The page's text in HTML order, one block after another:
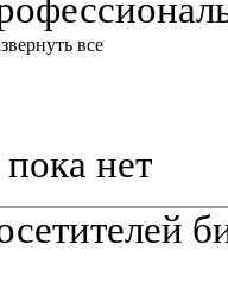
все
нет